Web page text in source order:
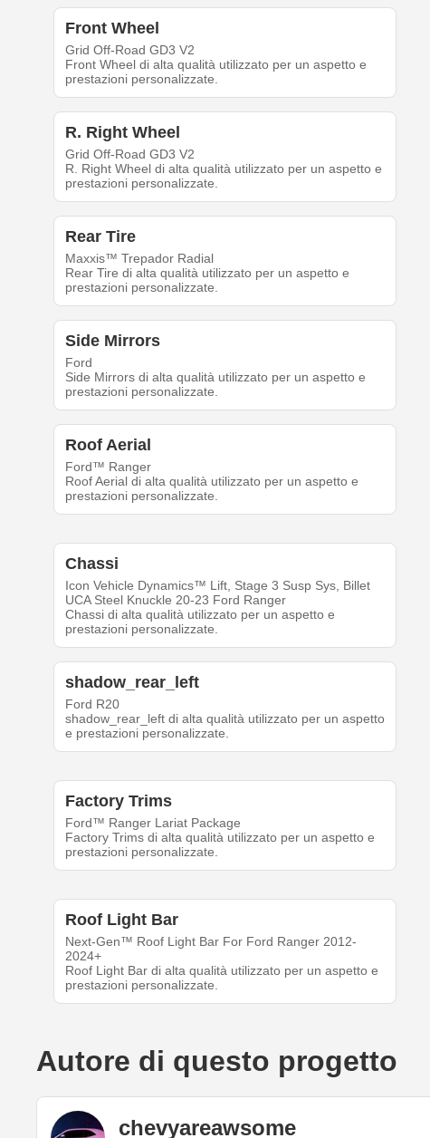
Front Wheel
Grid Off-Road GD3 V2
Front Wheel di alta qualità utilizzato per un aspetto e
prestazioni personalizzate.
R. Right Wheel
Grid Off-Road GD3 V2
R. Right Wheel di alta qualità utilizzato per un aspetto e
prestazioni personalizzate.
Rear Tire
Maxxis™ Trepador Radial
Rear Tire di alta qualità utilizzato per un aspetto e
prestazioni personalizzate.
Side Mirrors
Ford
Side Mirrors di alta qualità utilizzato per un aspetto e
prestazioni personalizzate.
Roof Aerial
Ford™ Ranger
Roof Aerial di alta qualità utilizzato per un aspetto e
prestazioni personalizzate.
Chassi
Icon Vehicle Dynamics™ Lift, Stage 3 Susp Sys, Billet
UCA Steel Knuckle 20-23 Ford Ranger
Chassi di alta qualità utilizzato per un aspetto e
prestazioni personalizzate.
shadow_rear_left
Ford R20
shadow_rear_left di alta qualità utilizzato per un aspetto
e prestazioni personalizzate.
Factory Trims
Ford™ Ranger Lariat Package
Factory Trims di alta qualità utilizzato per un aspetto e
prestazioni personalizzate.
Roof Light Bar
Next-Gen™ Roof Light Bar For Ford Ranger 2012-
2024+
Roof Light Bar di alta qualità utilizzato per un aspetto e
prestazioni personalizzate.
Autore di questo progetto
chevyareawsome